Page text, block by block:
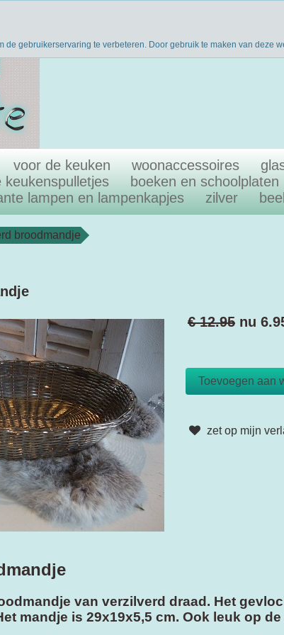
voor de keuken woonaccessoires
keukenspulletjes
boeken en schoolplaten
lampen en lampenkapjes
zilver
broodmandje
€ 12.95 nu
zet op mijn
van verzilverd draad. Het
mandje is 29x19x5,5 cm. Ook leuk op
de gebruikerservaring te verbeteren. Door gebruik te maken van deze